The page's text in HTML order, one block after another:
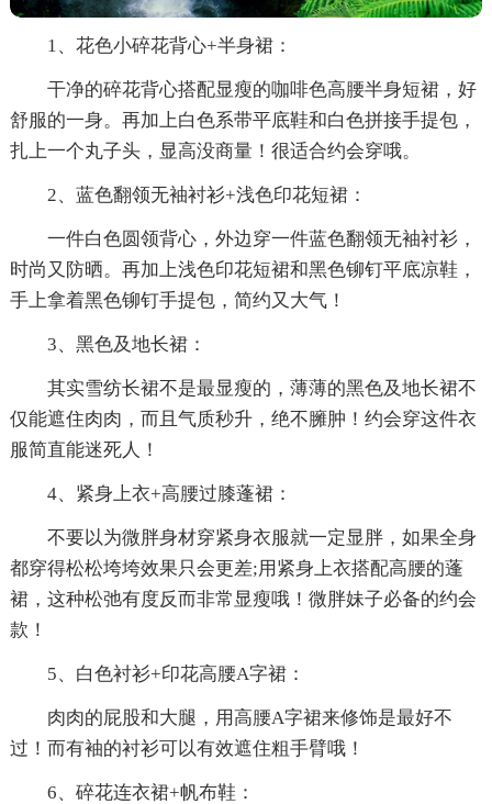
1、花色小碎花背心+半身裙：
干净的碎花背心搭配显瘦的咖啡色高腰半身短裙，好
舒服的一身。再加上白色系带平底鞋和白色拼接手提包，
扎上一个丸子头，显高没商量！很适合约会穿哦。
2、蓝色翻领无袖衬衫+浅色印花短裙：
一件白色圆领背心，外边穿一件蓝色翻领无袖衬衫，
时尚又防晒。再加上浅色印花短裙和黑色铆钉平底凉鞋，
手上拿着黑色铆钉手提包，简约又大气！
3、黑色及地长裙：
其实雪纺长裙不是最显瘦的，薄薄的黑色及地长裙不
仅能遮住肉肉，而且气质秒升，绝不臃肿！约会穿这件衣
服简直能迷死人！
4、紧身上衣+高腰过膝蓬裙：
不要以为微胖身材穿紧身衣服就一定显胖，如果全身
都穿得松松垮垮效果只会更差;用紧身上衣搭配高腰的蓬
裙，这种松弛有度反而非常显瘦哦！微胖妹子必备的约会
款！
5、白色衬衫+印花高腰A字裙：
肉肉的屁股和大腿，用高腰A字裙来修饰是最好不
过！而有袖的衬衫可以有效遮住粗手臂哦！
6、碎花连衣裙+帆布鞋：